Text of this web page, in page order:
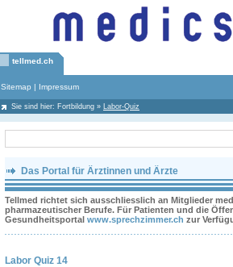
tellmed.ch
Sitemap | Impressum
Sie sind hier: Fortbildung » Labor-Quiz
Das Portal für Ärztinnen und Ärzte
Tellmed richtet sich ausschliesslich an Mitglieder
pharmazeutischer Berufe. Für Patienten und die
Gesundheitsportal www.sprechzimmer.ch zur
Labor Quiz 14